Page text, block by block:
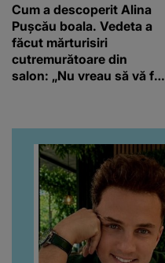
Cum a descoperit Alina
Pușcău boala. Vedeta a
făcut mărturisiri
cutremurătoare din
salon: „Nu vreau să vă fie